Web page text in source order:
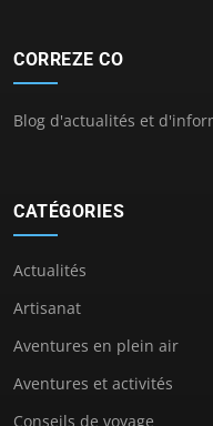
CORREZE CO
Blog d'actualités et
CATÉGORIES
Actualités
Artisanat
Aventures en plein air
Aventures et activités
Conseils de voyage